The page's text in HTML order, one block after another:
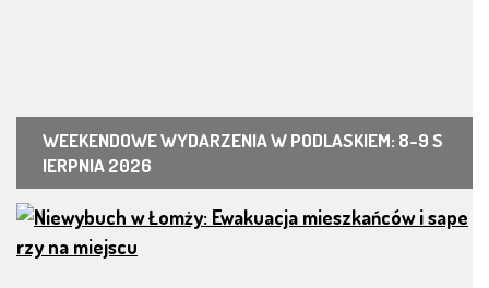
WEEKENDOWE WYDARZENIA W PODLASKIEM: 8-9 S
IERPNIA 2026